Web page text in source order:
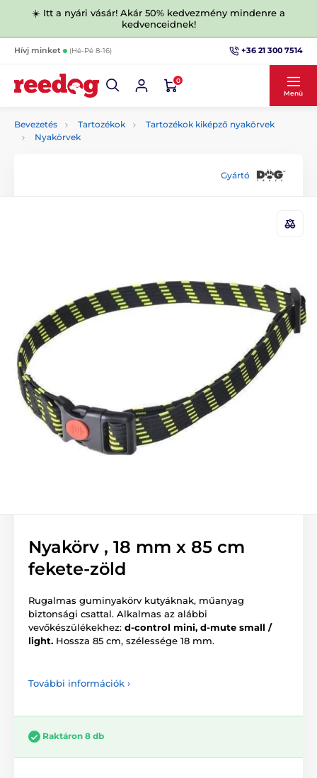
☀️ Itt a nyári vásár! Akár 50% kedvezmény mindenre a
kedvenceidnek!
Hívj minket (Hé-Pé 8-16) +36 21 300 7514
0
Menü
Bevezetés Tartozékok
Tartozékok kiképző nyakörvek
Nyakörvek
Gyártó
Nyakörv , 18 mm x 85 cm
fekete-zöld
Rugalmas guminyakörv kutyáknak, műanyag
biztonsági csattal. Alkalmas az alábbi
vevőkészülékekhez: d-control mini, d-mute small /
light. Hossza 85 cm, szélessége 18 mm.
További információk ›
Raktáron 8 db